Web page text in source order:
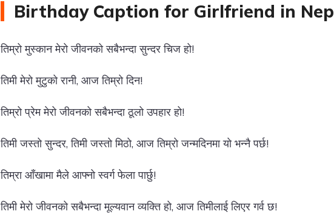
Birthday Caption for Girlfriend in
तिम्रो मुस्कान मेरो जीवनको सबैभन्दा सुन्दर चिज हो!
तिमी मेरो मुटुको रानी, आज तिम्रो दिन!
तिम्रो प्रेम मेरो जीवनको सबैभन्दा ठूलो उपहार हो!
तिमी जस्तो सुन्दर, तिमी जस्तो मिठो, आज तिम्रो जन्मदिनमा यो भन्नै पर्छ!
तिम्रा आँखामा मैले आफ्नो स्वर्ग फेला पार्छु!
तिमी मेरो जीवनको सबैभन्दा मूल्यवान व्यक्ति हो, आज तिमीलाई लिएर गर्व छ!